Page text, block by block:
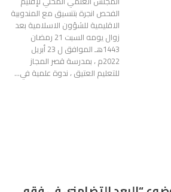
الفحص انجرة بتنسيق مع المندوبية
الاقليمية للشؤون الاسلامية بعد
زوال يومه السبت 21 رمضان
1443هـ الموافق ل 23 أبريل
2022م ، بمدرسة قصر المجاز
للتعليم العتيق ، ندوة علمية في…